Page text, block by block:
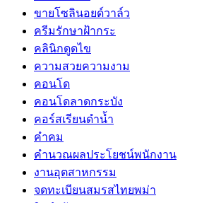
ขายโซลินอยด์วาล์ว
ครีมรักษาฝ้ากระ
คลินิกดูดไข
ความสวยความงาม
คอนโด
คอนโดลาดกระบัง
คอร์สเรียนดำน้ำ
คำคม
คำนวณผลประโยชน์พนักงาน
งานอุตสาหกรรม
จดทะเบียนสมรสไทยพม่า